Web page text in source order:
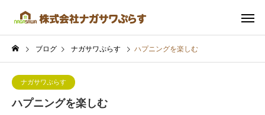
ブログ ナガサワぷらす ハプニングを楽しむ
ナガサワぷらす
ハプニングを楽しむ